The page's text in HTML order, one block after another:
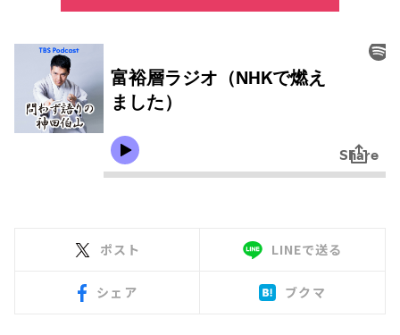
ポスト LINEで送る
シェア ブクマ